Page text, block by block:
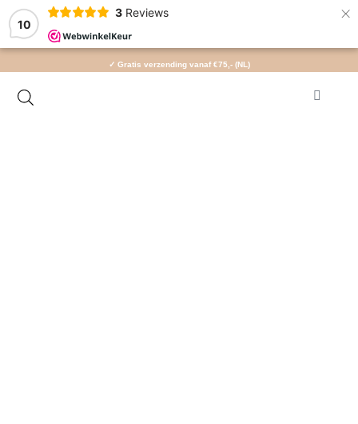
10
3 Reviews ×
✓ Gratis verzending vanaf €75,- (NL)